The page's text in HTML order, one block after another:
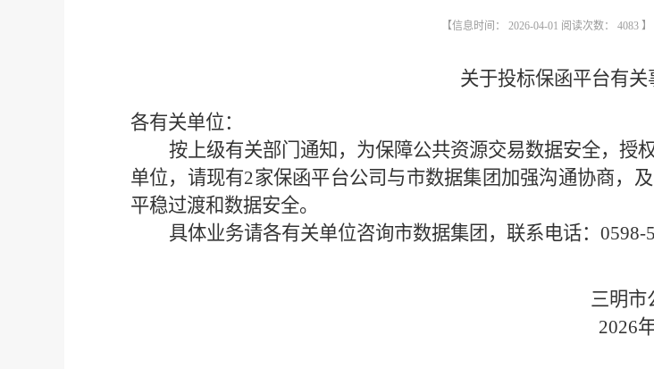
【信息时间： 2026-04-01 阅读次数： 4083 】
关于投标保函平台有关
各有关单位：
按上级有关部门通知，为保障公共资源交易数据安全，授
单位，请现有2家保函平台公司与市数据集团加强沟通协商，
平稳过渡和数据安全。
具体业务请各有关单位咨询市数据集团，联系电话： 0598-
三明市公共资源
2026年4月1